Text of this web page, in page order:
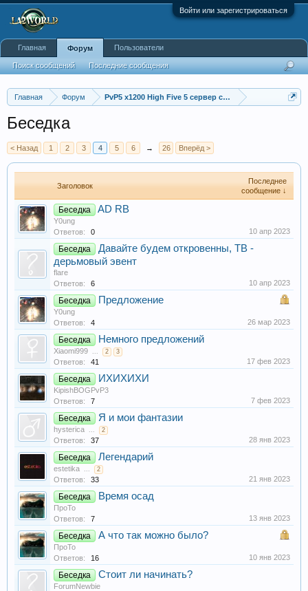
Войти или зарегистрироваться
Главная Форум PvP5 x1200 High Five 5 сервер с бафером
Беседка
< Назад 1 2 3 4 5 6 → 26 Вперёд >
Заголовок
Последнее
сообщение ↓
Беседка AD RB
Y0ung
Ответов:
0 10 апр 2023
Беседка
Давайте будем откровенны, ТВ -
дерьмовый эвент
flare
Ответов:
6 10 апр 2023
Беседка Предложение
Y0ung
Ответов:
4 26 мар 2023
Беседка Немного предложений
Xiaomi999 ... 2 3
Ответов: 41 17 фев 2023
Беседка ИХИХИХИ
KipishBOGPvP3
Ответов:
7 7 фев 2023
Беседка Я и мои фантазии
hysterica ... 2
Ответов: 37 28 янв 2023
Беседка Легендарий
estetika ... 2
Ответов: 33 21 янв 2023
Беседка Время осад
ПроТо
Ответов:
7 13 янв 2023
Беседка А что так можно было?
ПроТо
Ответов:
16 10 янв 2023
Беседка Стоит ли начинать?
ForumNewbie
Главная Форум
Поиск сообщений Последние сообщения
Пользователи